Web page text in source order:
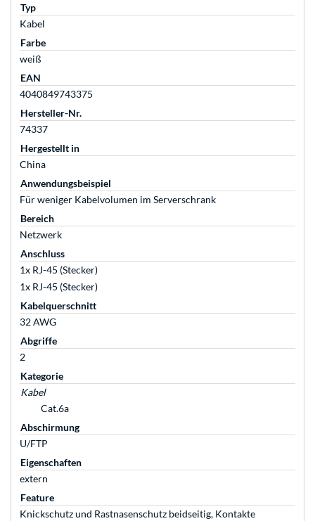
Typ
Kabel
Farbe
weiß
EAN
4040849743375
Hersteller-Nr.
74337
Hergestellt in
China
Anwendungsbeispiel
Für weniger Kabelvolumen im Serverschrank
Bereich
Netzwerk
Anschluss
1x RJ-45 (Stecker)
1x RJ-45 (Stecker)
Kabelquerschnitt
32 AWG
Abgriffe
2
Kategorie
Kabel
Cat.6a
Abschirmung
U/FTP
Eigenschaften
extern
Feature
Knickschutz und Rastnasenschutz beidseitig, Kontakte